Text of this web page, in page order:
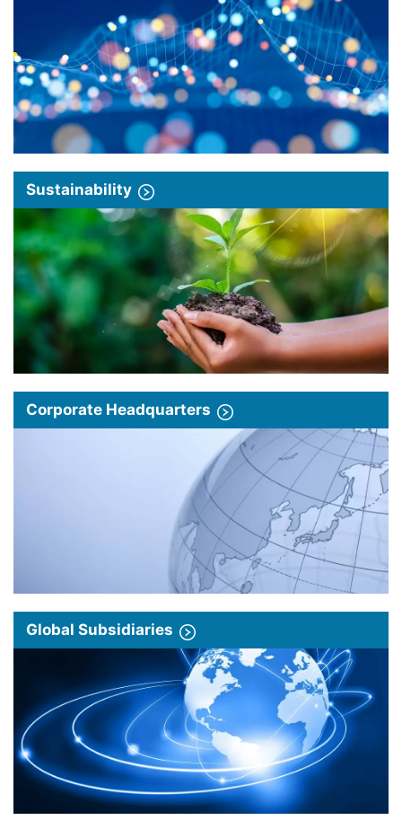
Sustainability
Corporate Headquarters
Global Subsidiaries